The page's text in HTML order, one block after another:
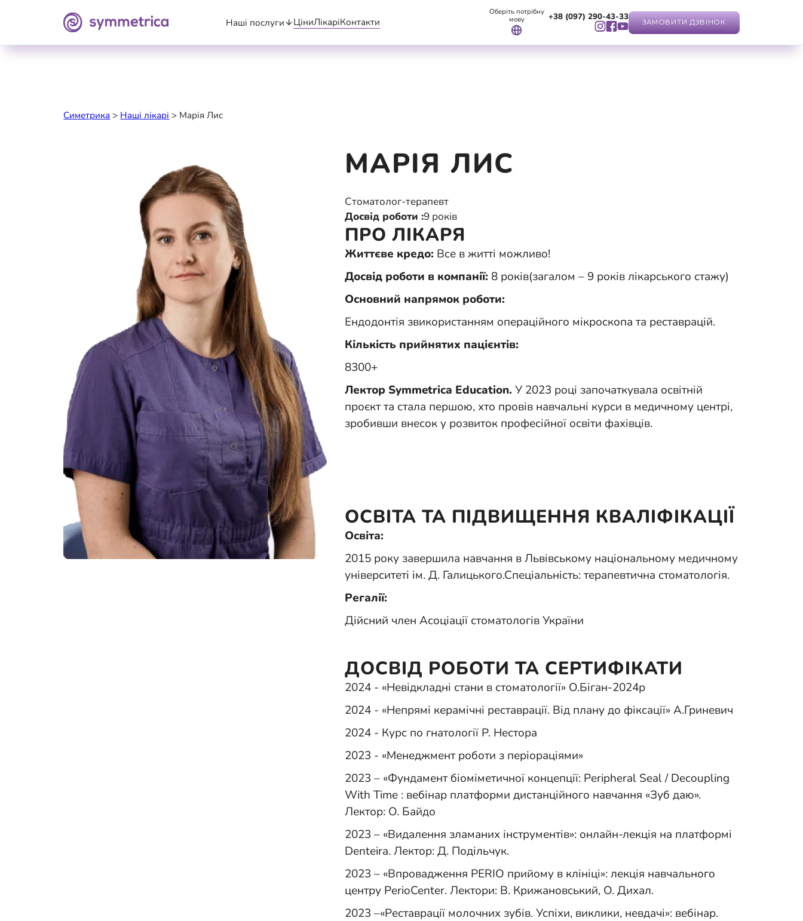
Наші послуги ЦіниЛікаріКонтакти
Оберіть потрібну
мову
+38 (097) 290-43-33
ЗАМОВИТИ ДЗВІНОК
Симетрика > Наші лікарі > Марія Лис
МАРІЯ ЛИС
Стоматолог-терапевт
Досвід роботи :9 років
ПРО ЛІКАРЯ
Життєве кредо: Все в житті можливо!
Досвід роботи в компанії: 8 років(загалом – 9 років лікарського стажу)
Основний напрямок роботи:
Ендодонтія звикористанням операційного мікроскопа та реставрацій.
Кількість прийнятих пацієнтів:
8300+
Лектор Symmetrica Education. У 2023 році започаткувала освітній
проєкт та стала першою, хто провів навчальні курси в медичному центрі,
зробивши внесок у розвиток професійної освіти фахівців.
ОСВІТА ТА ПІДВИЩЕННЯ КВАЛІФІКАЦІЇ
Освіта:
2015 року завершила навчання в Львівському національному медичному
університеті ім. Д. Галицького.Спеціальність: терапевтична стоматологія.
Регалії:
Дійсний член Асоціації стоматологів України
ДОСВІД РОБОТИ ТА СЕРТИФІКАТИ
2024 - «Невідкладні стани в стоматології» О.Біган-2024р
2024 - «Непрямі керамічні реставрації. Від плану до фіксації» А.Гриневич
2024 - Курс по гнатології Р. Нестора
2023 - «Менеджмент роботи з періораціями»
2023 – «Фундамент біоміметичної концепції: Peripheral Seal / Decoupling
With Time : вебінар платформи дистанційного навчання «Зуб даю».
Лектор: О. Байдо
2023 – «Видалення зламаних інструментів»: онлайн-лекція на платформі
Denteira. Лектор: Д. Подільчук.
2023 – «Впровадження PERIO прийому в клініці»: лекція навчального
центру PerioCenter. Лектори: В. Крижановський, О. Дихал.
2023 –«Реставрації молочних зубів. Успіхи, виклики, невдачі»: вебінар.